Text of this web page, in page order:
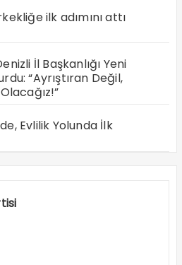
ilk adımını attı
İl Başkanlığı Yeni
“Ayrıştıran Değil,
Evlilik Yolunda İlk